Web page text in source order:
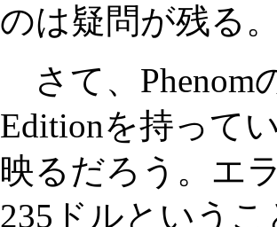
のは疑問が残る
さて、Phenom
Editionを持って
映るだろう。エ
235ドルという